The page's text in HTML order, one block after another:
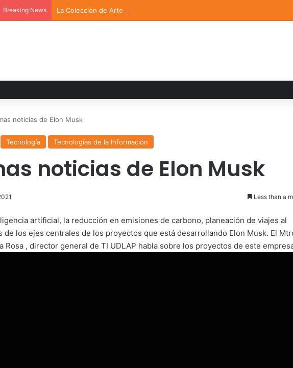
Breaking News La Colección de Arte UDLAP fortalece su acervo con nuevas obras de
noticias de Elon Musk
Tecnología Tecnologías de la Información
noticias de Elon Musk
Less than a
artificial, la reducción en emisiones de carbono, planeación de viajes al
de los ejes centrales de los proyectos que está desarrollando Elon Musk. El
Rosa , director general de TI UDLAP habla sobre los proyectos de este